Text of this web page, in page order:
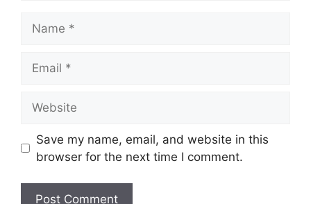
Save my name, email, and website in this
browser for the next time I comment.